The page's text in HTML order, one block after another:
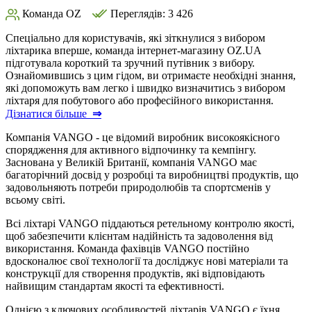
Команда OZ Переглядів: 3 426
Спеціально для користувачів, які зіткнулися з вибором
ліхтарика вперше, команда інтернет-магазину OZ.UA
підготувала короткий та зручний путівник з вибору.
Ознайомившись з цим гідом, ви отримаєте необхідні знання,
які допоможуть вам легко і швидко визначитись з вибором
ліхтаря для побутового або професійного використання.
Дізнатися більше ⇒
Компанія VANGO - це відомий виробник високоякісного
спорядження для активного відпочинку та кемпінгу.
Заснована у Великій Британії, компанія VANGO має
багаторічний досвід у розробці та виробництві продуктів, що
задовольняють потреби природолюбів та спортсменів у
всьому світі.
Всі ліхтарі VANGO піддаються ретельному контролю якості,
щоб забезпечити клієнтам надійність та задоволення від
використання. Команда фахівців VANGO постійно
вдосконалює свої технології та досліджує нові матеріали та
конструкції для створення продуктів, які відповідають
найвищим стандартам якості та ефективності.
Однією з ключових особливостей ліхтарів VANGO є їхня